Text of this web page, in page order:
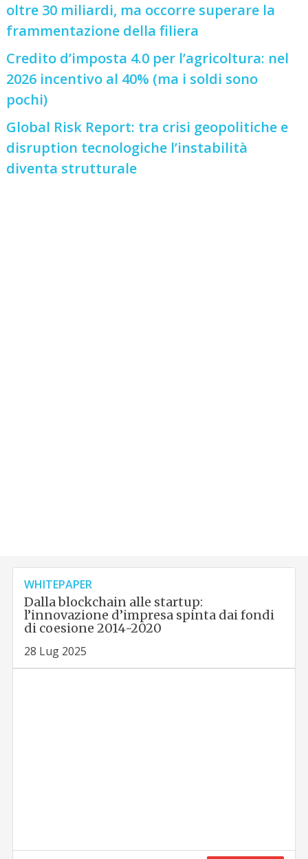
oltre 30 miliardi, ma occorre superare la
frammentazione della filiera
Credito d’imposta 4.0 per l’agricoltura: nel
2026 incentivo al 40% (ma i soldi sono
pochi)
Global Risk Report: tra crisi geopolitiche e
disruption tecnologiche l’instabilità
diventa strutturale
WHITEPAPER
Dalla blockchain alle startup:
l’innovazione d’impresa spinta dai fondi
di coesione 2014-2020
28 Lug 2025